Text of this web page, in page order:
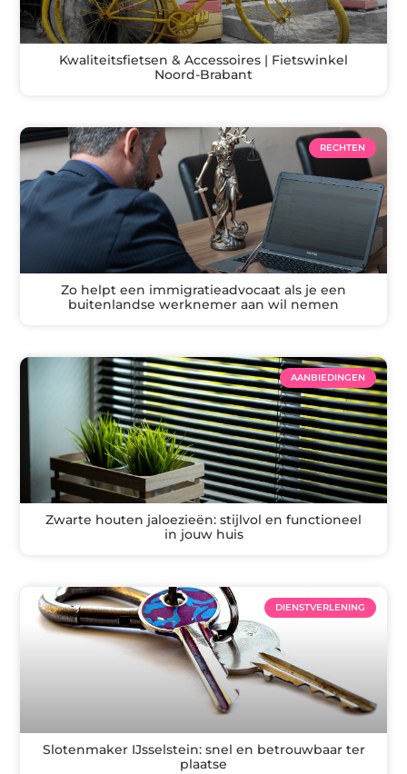
Kwaliteitsfietsen & Accessoires | Fietswinkel
Noord-Brabant
RECHTEN
Zo helpt een immigratieadvocaat als je een
buitenlandse werknemer aan wil nemen
AANBIEDINGEN
Zwarte houten jaloezieën: stijlvol en functioneel
in jouw huis
DIENSTVERLENING
Slotenmaker IJsselstein: snel en betrouwbaar ter
plaatse